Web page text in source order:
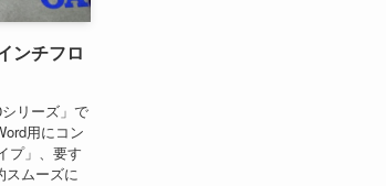
ンチフロ
リーズ」で
用にコン
プ」、要す
スムーズに